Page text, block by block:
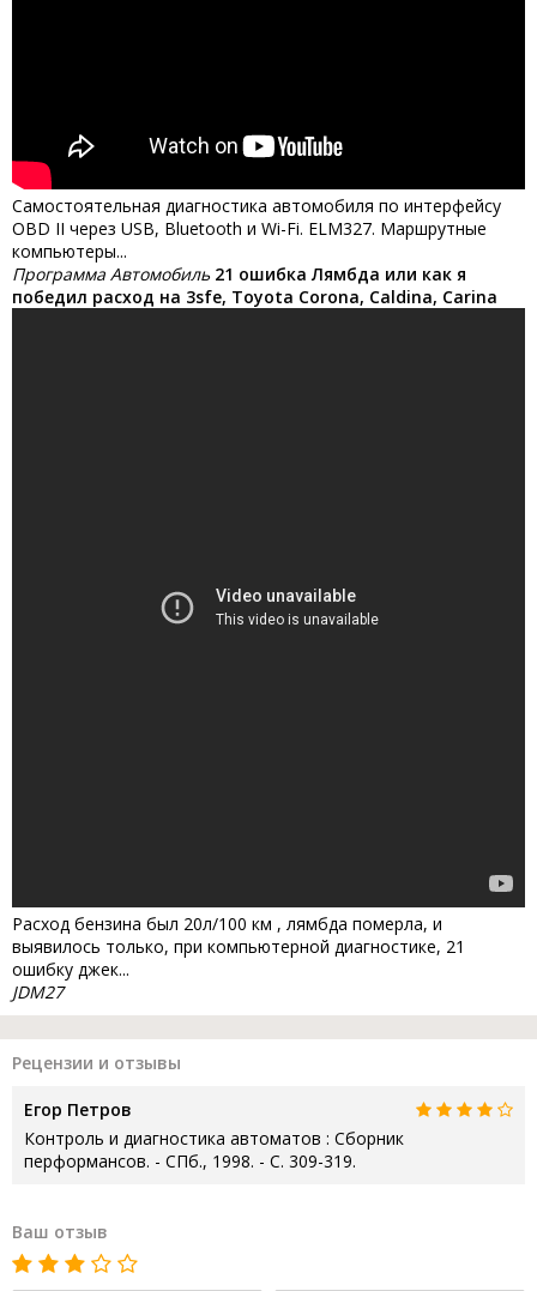
Самостоятельная диагностика автомобиля по интерфейсу
OBD II через USB, Bluetooth и Wi-Fi. ELM327. Маршрутные
компьютеры...
Программа Автомобиль 21 ошибка Лямбда или как я
победил расход на 3sfe, Toyota Corona, Caldina, Carina
Расход бензина был 20л/100 км , лямбда померла, и
выявилось только, при компьютерной диагностике, 21
ошибку джек...
JDM27
Рецензии и отзывы
Егор Петров
Контроль и диагностика автоматов : Сборник
перформансов. - СПб., 1998. - С. 309-319.
Ваш отзыв